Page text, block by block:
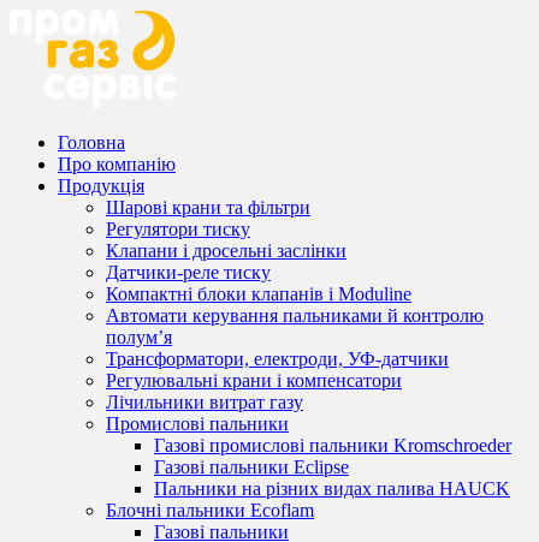
Головна
Про компанію
Продукція
Шарові крани та фільтри
Регулятори тиску
Клапани і дросельні заслінки
Датчики-реле тиску
Компактні блоки клапанів і Moduline
Автомати керування пальниками й контролю
полум’я
Трансформатори, електроди, УФ-датчики
Регулювальні крани і компенсатори
Лічильники витрат газу
Промислові пальники
Газові промислові пальники Kromschroeder
Газові пальники Eclipse
Пальники на різних видах палива HAUCK
Блочні пальники Ecoflam
Газові пальники